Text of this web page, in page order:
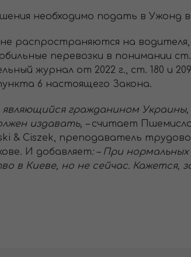
необходимо подать в Ужонд
не распространяются на
перевозки в понимании ст.
журнал от 2022 г., ст. 180 и
6 настоящего Закона.
гражданином
издавать, – считает
& Ciszek, преподаватель
И добавляет: – При
в Киеве, но не сейчас. Кажется,